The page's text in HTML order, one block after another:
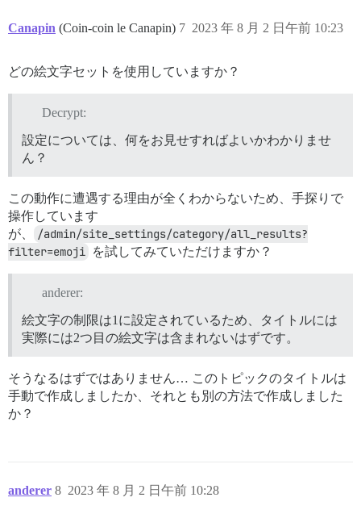
Canapin (Coin-coin le Canapin) 2023 年 8 月 2 日午前 10:23
7
どの絵文字セットを使用していますか？
Decrypt:
設定については、何をお見せすればよいかわかりませ
ん？
この動作に遭遇する理由が全くわからないため、手探りで
操作しています
が、
/admin/site_settings/category/all_results?
filter=emoji を試してみていただけますか？
anderer:
絵文字の制限は1に設定されているため、タイトルには
実際には2つ目の絵文字は含まれないはずです。
そうなるはずではありません… このトピックのタイトルは
手動で作成しましたか、それとも別の方法で作成しました
か？
anderer 2023 年 8 月 2 日午前 10:28
8